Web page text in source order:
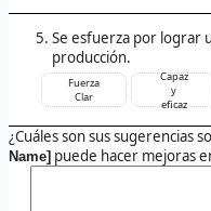
Se esfuerza por lograr
producción.
Fuerza
Clar
Capaz
y
eficaz
¿Cuáles son sus sugerencias
Name] puede hacer mejoras